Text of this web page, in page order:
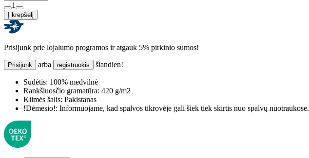
1
Į krepšelį
Prisijunk prie lojalumo programos ir atgauk 5% pirkinio sumos!
Prisijunk arba registruokis šiandien!
Sudėtis: 100% medvilnė
Rankšluosčio gramatūra: 420 g/m2
Kilmės šalis: Pakistanas
!Dėmesio!: Informuojame, kad spalvos tikrovėje gali šiek tiek skirtis nuo spalvų nuotraukose.